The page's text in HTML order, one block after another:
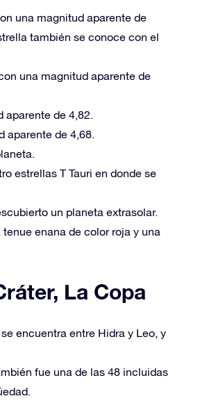
una magnitud aparente de
también se conoce con el
una magnitud aparente de
aparente de 4,82.
aparente de 4,68.
estrellas T Tauri en donde se
un planeta extrasolar.
enana de color roja y una
La Copa
encuentra entre Hidra y Leo, y
fue una de las 48 incluidas